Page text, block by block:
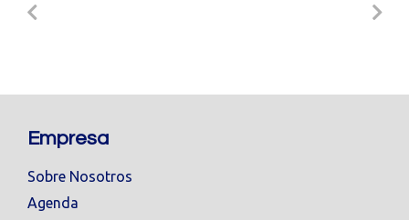
Empresa
Sobre Nosotros
Agenda